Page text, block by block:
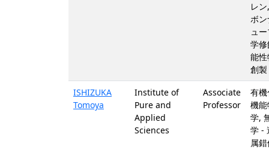
レ
ボ
ュ
学
能
創製
ISHIZUKA
Tomoya
Institute of
Pure and
Applied
Sciences
Associate
Professor
有
機
学,
学 -
属